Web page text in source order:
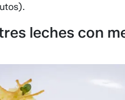
leches con